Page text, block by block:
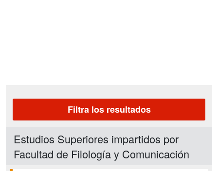
Filtra los resultados
Estudios Superiores impartidos por
Facultad de Filología y Comunicación